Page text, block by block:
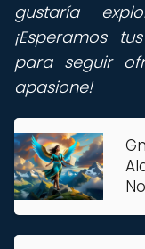
gustaría
¡Esperamos
para seguir
apasione!